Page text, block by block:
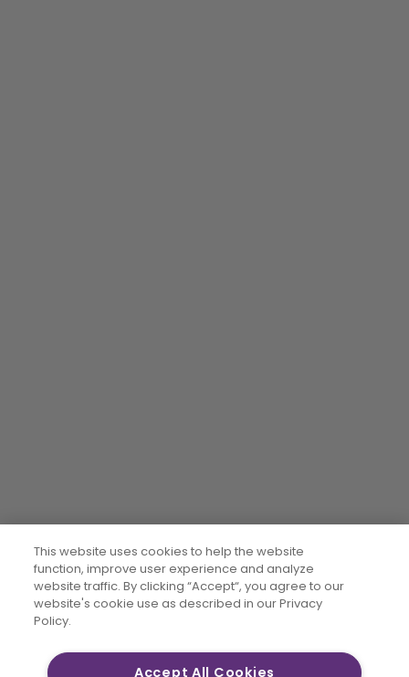
This website uses cookies to help the website
function, improve user experience and analyze
website traffic. By clicking “Accept“, you agree to our
website's cookie use as described in our Privacy
Policy.
Accept All Cookies